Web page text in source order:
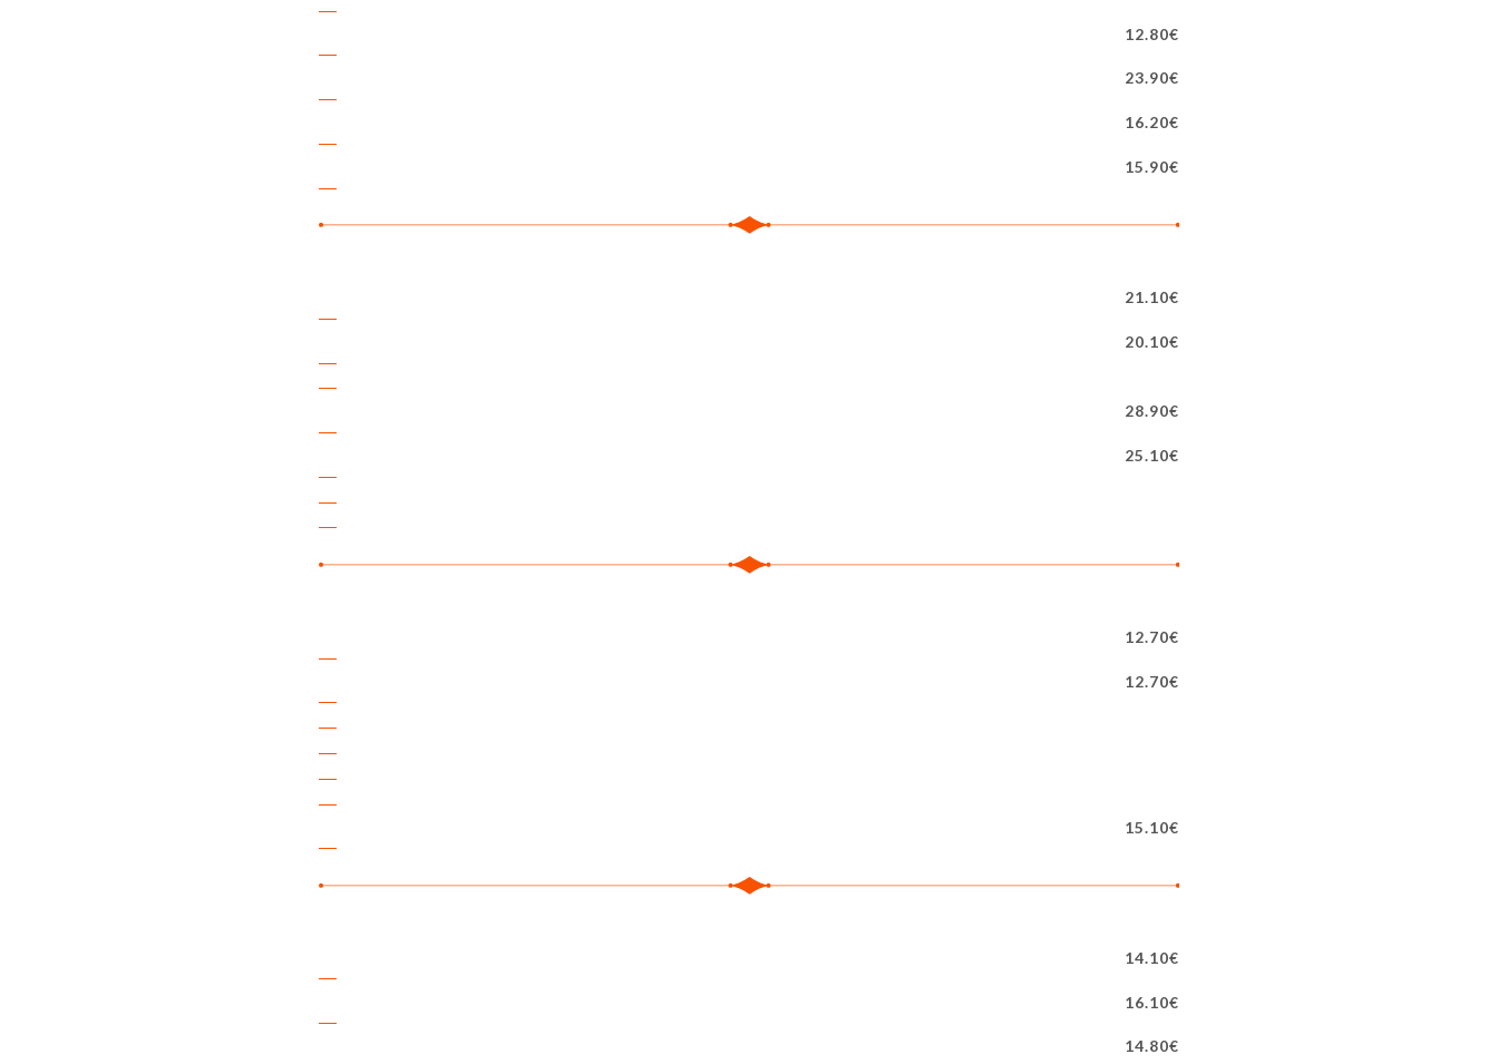
12.80€
23.90€
16.20€
15.90€
21.10€
20.10€
28.90€
25.10€
12.70€
12.70€
15.10€
14.10€
16.10€
14.80€